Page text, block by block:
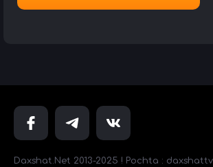
Daxshat.Net 2013-2025 ! Pochta :